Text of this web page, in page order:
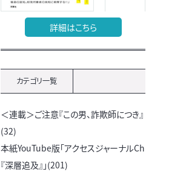
詳細はこちら
カテゴリ一覧
＜連載＞ご注意『この男、詐欺師につき』
(32)
本紙YouTube版「アクセスジャーナルCh
『深層追及』」(201)